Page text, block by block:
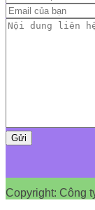
Copyright: Công